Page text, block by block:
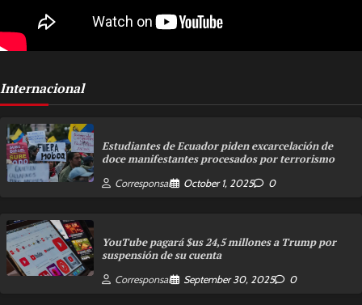
Internacional
Estudiantes de Ecuador piden excarcelación de
doce manifestantes procesados por terrorismo
Corresponsal October 1, 2025 0
YouTube pagará $us 24,5 millones a Trump por
suspensión de su cuenta
Corresponsal September 30, 2025 0